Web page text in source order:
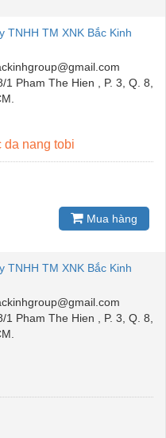
TNHH TM XNK Bắc Kinh
1 Pham The Hien , P. 3, Q. 8,
da nang tobi
Mua hàng
TNHH TM XNK Bắc Kinh
1 Pham The Hien , P. 3, Q. 8,